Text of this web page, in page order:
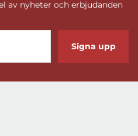
av nyheter och erbjudanden
Signa upp